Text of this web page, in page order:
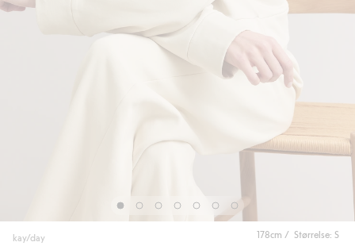
178cm / Størrelse: S
kay/day